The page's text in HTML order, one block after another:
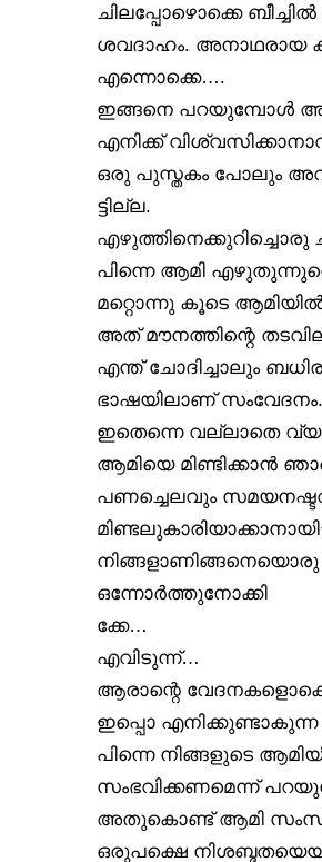
ചിലപ്പോഴൊക്കെ
ശവദാഹം. അനാഥരായ
എന്നൊക്കെ….
ഇങ്ങനെ പറയുമ്പോൾ
എനിക്ക്
ഒരു പുസ്തകം പോലും
ട്ടില്ല.
എഴുത്തിനെക്കുറിച്ചൊരു
പിന്നെ ആമി
മറ്റൊന്നു കൂടെ
അത് മൗനത്തിന്റെ
എന്ത് ചോദിച്ചാലും
ഭാഷയിലാണ് സംവേദനം.
ഇതെന്നെ വല്ലാതെ
ആമിയെ മിണ്ടിക്കാൻ
പണച്ചെലവും
ഒന്നോർത്തുനോക്കി
ക്കേ…
എവിടുന്ന്…
ആരാന്റെ
ഇപ്പൊ
പിന്നെ നിങ്ങളുടെ
സംഭവിക്കണമെന്ന്
അതുകൊണ്ട് ആമി
ഒരുപക്ഷെ